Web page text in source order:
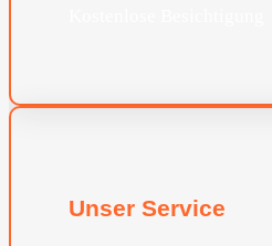
Unser Service